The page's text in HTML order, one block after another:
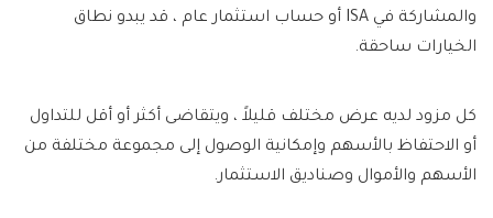
والمشاركة في ISA أو حساب استثمار عام ، قد يبدو نطاق
الخيارات ساحقة.
كل مزود لديه عرض مختلف قليلاً ، ويتقاضى أكثر أو أقل للتداول
أو الاحتفاظ بالأسهم وإمكانية الوصول إلى مجموعة مختلفة من
الأسهم والأموال وصناديق الاستثمار.